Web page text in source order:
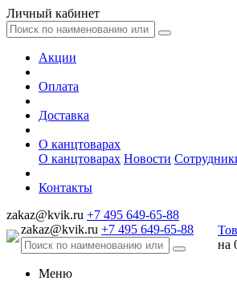
Личный кабинет
Акции
Оплата
Доставка
О канцтоварах
О канцтоварах Новости
Контакты
zakaz@kvik.ru +7 495 649-65-88
zakaz@kvik.ru +7 495 649-65-88
на
Меню